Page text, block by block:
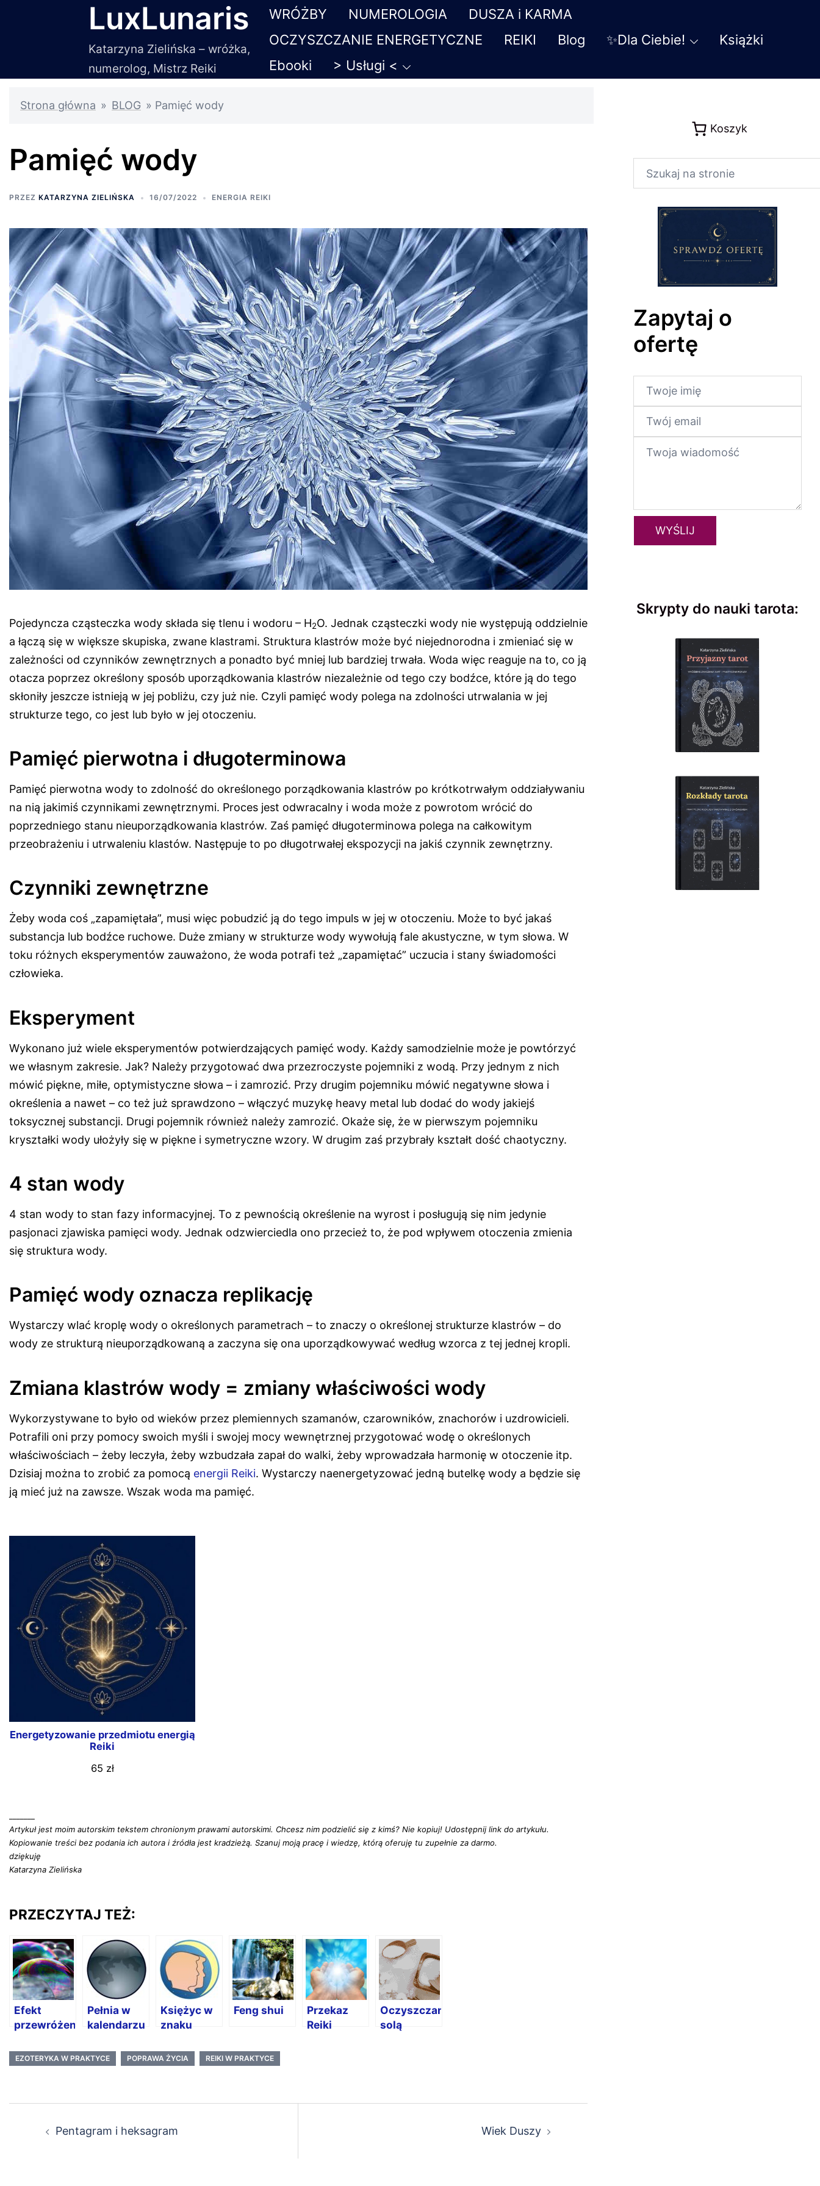
LuxLunaris
Katarzyna Zielińska – wróżka,
numerolog, Mistrz Reiki
WRÓŻBY NUMEROLOGIA
DUSZA i KARMA
OCZYSZCZANIE ENERGETYCZNE
REIKI Blog ✨Dla Ciebie!
Książki
Ebooki
> Usługi <
Strona główna » BLOG » Pamięć wody
Pamięć wody
PRZEZ KATARZYNA ZIELIŃSKA 16/07/2022 ENERGIA REIKI
Pojedyncza cząsteczka wody składa się tlenu i wodoru – H2O. Jednak cząsteczki wody nie występują oddzielnie
a łączą się w większe skupiska, zwane klastrami. Struktura klastrów może być niejednorodna i zmieniać się w
zależności od czynników zewnętrznych a ponadto być mniej lub bardziej trwała. Woda więc reaguje na to, co ją
otacza poprzez określony sposób uporządkowania klastrów niezależnie od tego czy bodźce, które ją do tego
skłoniły jeszcze istnieją w jej pobliżu, czy już nie. Czyli pamięć wody polega na zdolności utrwalania w jej
strukturze tego, co jest lub było w jej otoczeniu.
Pamięć pierwotna i długoterminowa
Pamięć pierwotna wody to zdolność do określonego porządkowania klastrów po krótkotrwałym oddziaływaniu
na nią jakimiś czynnikami zewnętrznymi. Proces jest odwracalny i woda może z powrotom wrócić do
poprzedniego stanu nieuporządkowania klastrów. Zaś pamięć długoterminowa polega na całkowitym
przeobrażeniu i utrwaleniu klastów. Następuje to po długotrwałej ekspozycji na jakiś czynnik zewnętrzny.
Czynniki zewnętrzne
Żeby woda coś „zapamiętała”, musi więc pobudzić ją do tego impuls w jej w otoczeniu. Może to być jakaś
substancja lub bodźce ruchowe. Duże zmiany w strukturze wody wywołują fale akustyczne, w tym słowa. W
toku różnych eksperymentów zauważono, że woda potrafi też „zapamiętać” uczucia i stany świadomości
człowieka.
Eksperyment
Wykonano już wiele eksperymentów potwierdzających pamięć wody. Każdy samodzielnie może je powtórzyć
we własnym zakresie. Jak? Należy przygotować dwa przezroczyste pojemniki z wodą. Przy jednym z nich
mówić piękne, miłe, optymistyczne słowa – i zamrozić. Przy drugim pojemniku mówić negatywne słowa i
określenia a nawet – co też już sprawdzono – włączyć muzykę heavy metal lub dodać do wody jakiejś
toksycznej substancji. Drugi pojemnik również należy zamrozić. Okaże się, że w pierwszym pojemniku
kryształki wody ułożyły się w piękne i symetryczne wzory. W drugim zaś przybrały kształt dość chaotyczny.
4 stan wody
4 stan wody to stan fazy informacyjnej. To z pewnością określenie na wyrost i posługują się nim jedynie
pasjonaci zjawiska pamięci wody. Jednak odzwierciedla ono przecież to, że pod wpływem otoczenia zmienia
się struktura wody.
Pamięć wody oznacza replikację
Wystarczy wlać kroplę wody o określonych parametrach – to znaczy o określonej strukturze klastrów – do
wody ze strukturą nieuporządkowaną a zaczyna się ona uporządkowywać według wzorca z tej jednej kropli.
Zmiana klastrów wody = zmiany właściwości wody
Wykorzystywane to było od wieków przez plemiennych szamanów, czarowników, znachorów i uzdrowicieli.
Potrafili oni przy pomocy swoich myśli i swojej mocy wewnętrznej przygotować wodę o określonych
właściwościach – żeby leczyła, żeby wzbudzała zapał do walki, żeby wprowadzała harmonię w otoczenie itp.
Dzisiaj można to zrobić za pomocą energii Reiki. Wystarczy naenergetyzować jedną butelkę wody a będzie się
ją mieć już na zawsze. Wszak woda ma pamięć.
Energetyzowanie przedmiotu energią
Reiki
65 zł
Artykuł jest moim autorskim tekstem chronionym prawami autorskimi. Chcesz nim podzielić się z kimś? Nie kopiuj! Udostępnij link do artykułu.
Kopiowanie treści bez podania ich autora i źródła jest kradzieżą. Szanuj moją pracę i wiedzę, którą oferuję tu zupełnie za darmo.
dziękuję
Katarzyna Zielińska
PRZECZYTAJ TEŻ:
Efekt
przewróżenia
Pełnia w
kalendarzu
Księżyc w
znaku
Feng shui
Przekaz
Reiki
Oczyszczanie
solą
EZOTERYKA W PRAKTYCE POPRAWA ŻYCIA REIKI W PRAKTYCE
Pentagram i heksagram Wiek Duszy
Koszyk
Szukaj
Zapytaj o
ofertę
Skrypty do nauki tarota: